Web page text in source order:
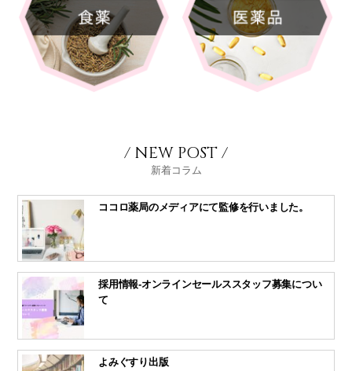
/ NEW POST /
新着コラム
ココロ薬局のメディアにて監修を行いました。
採用情報-オンラインセールススタッフ募集につい
て
よみぐすり出版